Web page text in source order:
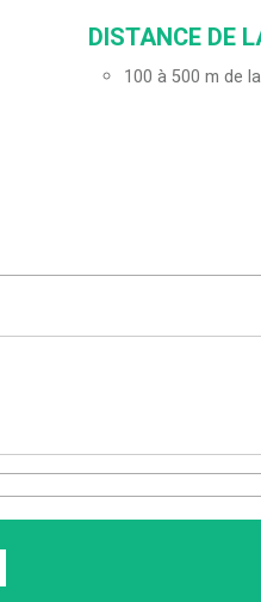
DISTANCE DE
100 à 500 m de